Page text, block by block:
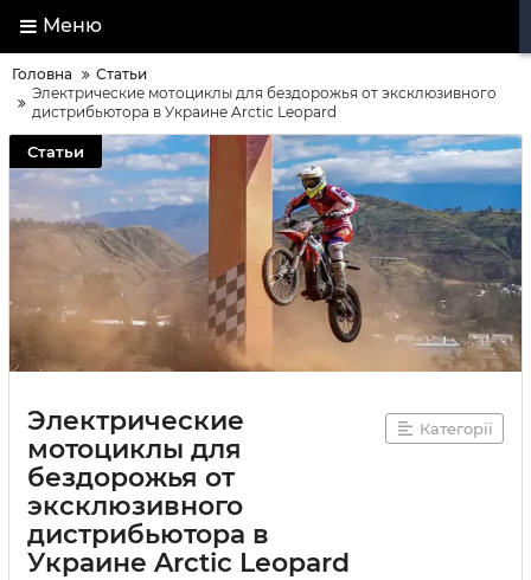
Меню
Головна
Статьи
Электрические мотоциклы для бездорожья от эксклюзивного
дистрибьютора в Украине Arctic Leopard
Статьи
Электрические
мотоциклы для
бездорожья от
эксклюзивного
дистрибьютора в
Украине Arctic Leopard
Категорії